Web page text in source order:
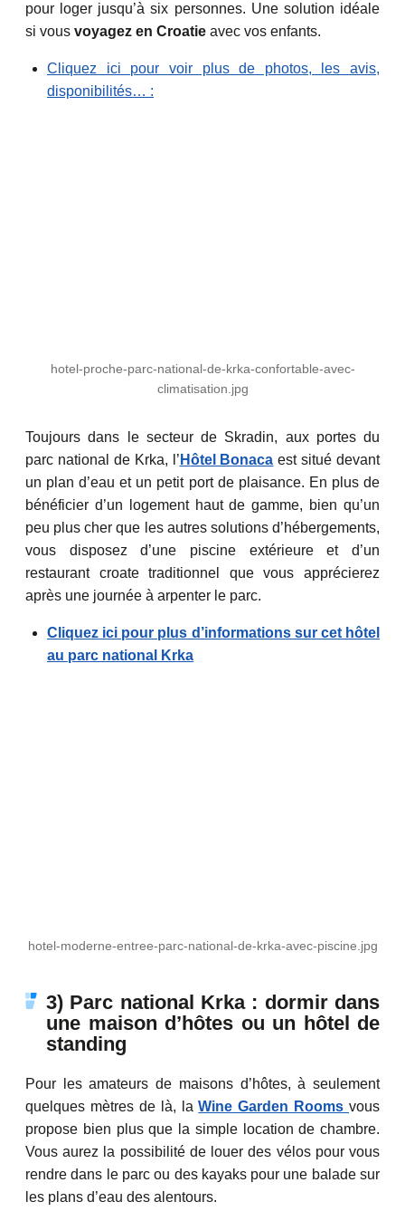
pour loger jusqu’à six personnes. Une solution idéale
si vous voyagez en Croatie avec vos enfants.
Cliquez ici pour voir plus de photos, les avis,
disponibilités… :
hotel-proche-parc-national-de-krka-confortable-avec-
climatisation.jpg
Toujours dans le secteur de Skradin, aux portes du
parc national de Krka, l’ Hôtel Bonaca est situé devant
un plan d’eau et un petit port de plaisance. En plus de
bénéficier d’un logement haut de gamme, bien qu’un
peu plus cher que les autres solutions d’hébergements,
vous disposez d’une piscine extérieure et d’un
restaurant croate traditionnel que vous apprécierez
après une journée à arpenter le parc.
Cliquez ici pour plus d’informations sur cet hôtel
au parc national Krka
hotel-moderne-entree-parc-national-de-krka-avec-piscine.jpg
3) Parc national Krka : dormir dans
une maison d’hôtes ou un hôtel de
standing
Pour les amateurs de maisons d’hôtes, à seulement
quelques mètres de là, laWine Garden Rooms vous
propose bien plus que la simple location de chambre.
Vous aurez la possibilité de louer des vélos pour vous
rendre dans le parc ou des kayaks pour une balade sur
les plans d’eau des alentours.